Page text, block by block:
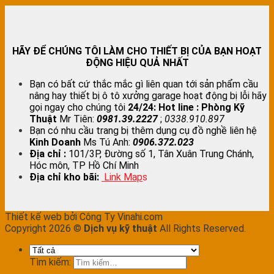
HÃY ĐỂ CHÚNG TÔI LÀM CHO THIẾT BỊ CỦA BẠN HOẠT
ĐỘNG HIỆU QUẢ NHẤT
Bạn có bất cứ thắc mắc gì liên quan tới sản phẩm cầu
nâng hay thiết bị ô tô xưởng garage hoạt động bị lỗi hãy
gọi ngay cho chúng tôi 24/24: Hot line : Phòng Kỹ
Thuật Mr Tiên: 0981.39.2227; 0338.910.897
Bạn có nhu cầu trang bị thêm dụng cụ đồ nghề liên hệ
Kinh Doanh Ms Tú Anh: 0906.372.023
Địa chỉ : 101/3P, Đường số 1, Tân Xuân Trung Chánh,
Hóc môn, TP Hồ Chí Minh
Địa chỉ kho bãi: Link Maps
Thiết kế web bởi Công Ty Vinahi.com
Copyright 2026 © Dịch vụ kỹ thuật All Rights Reserved.
Tìm kiếm: